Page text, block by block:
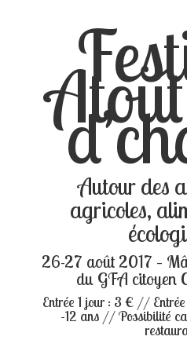
Autour des
agricoles,
26-27 août 2017 –
du GFA citoyen
Entrée 1 jour : 3 € //
-12 ans // Possibilité